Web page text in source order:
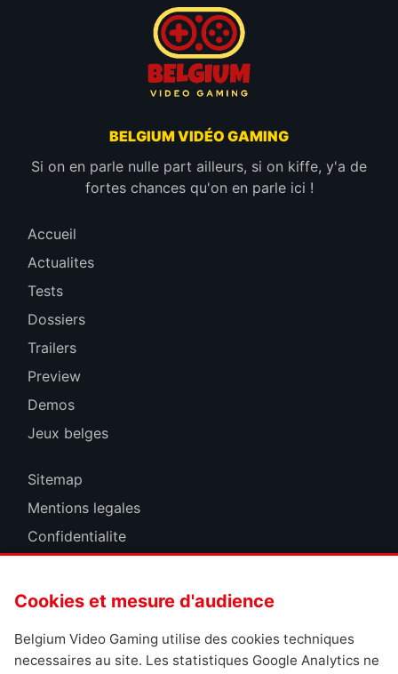
BELGIUM VIDÉO GAMING
Si on en parle nulle part ailleurs, si on kiffe, y'a de
fortes chances qu'on en parle ici !
Accueil
Actualites
Tests
Dossiers
Trailers
Preview
Demos
Jeux belges
Sitemap
Mentions legales
Confidentialite
Cookies et mesure d'audience
Belgium Video Gaming utilise des cookies techniques
necessaires au site. Les statistiques Google Analytics ne